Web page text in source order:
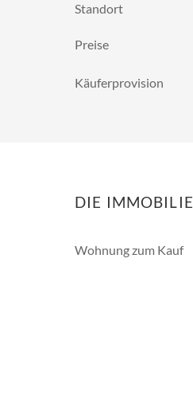
Standort
Preise
Käuferprovision
DIE IMMOBILIE
Wohnung zum Kauf